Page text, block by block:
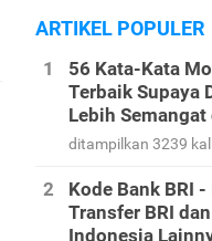
ARTIKEL POPULER
56 Kata-Kata
Terbaik Supaya
Lebih Semangat
ditampilkan 3239
Kode Bank BRI -
Transfer BRI
Indonesia